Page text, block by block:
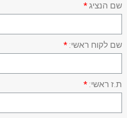
שם הנציג
שם לקוח ראשי:
ת.ז ראשי: